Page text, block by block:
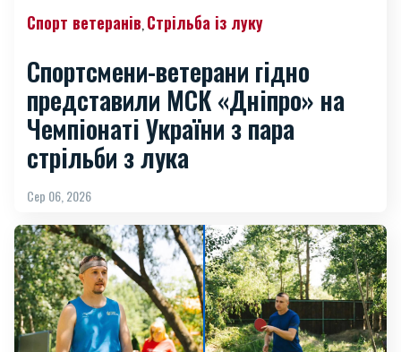
Спорт ветеранів Стрільба із луку
Спортсмени-ветерани гідно
представили МСК «Дніпро» на
Чемпіонаті України з пара
стрільби з лука
Сер 06, 2026